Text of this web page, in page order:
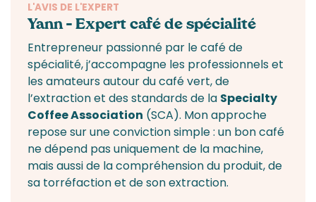
L'AVIS DE L'EXPERT
Yann – Expert café de spécialité
Entrepreneur passionné par lecafé de
spécialité, j’accompagne les professionnelset
les amateurs autour du café vert, de
l’extraction et des standards de la Specialty
Coffee Association (SCA). Mon approche
repose sur une conviction simple : un bon café
ne dépend pas uniquement de la machine,
mais aussi de la compréhension du produit, de
sa torréfaction et de son extraction.